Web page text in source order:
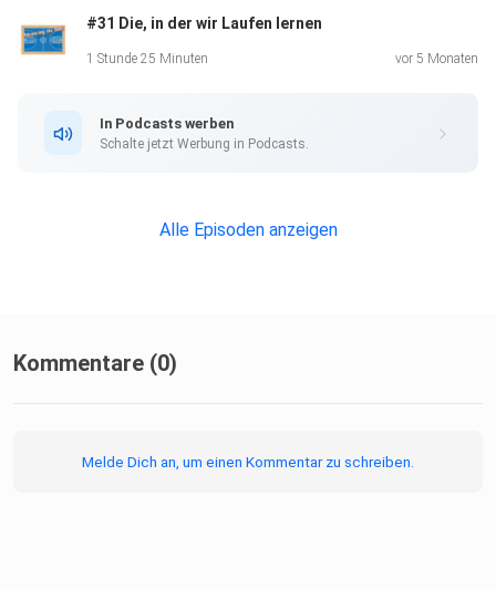
#31 Die, in der wir Laufen lernen
1 Stunde 25 Minuten vor 5 Monaten
In Podcasts werben
Schalte jetzt Werbung in Podcasts.
Alle Episoden anzeigen
Kommentare (0)
Melde Dich an, um einen Kommentar zu schreiben.